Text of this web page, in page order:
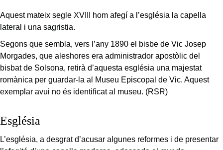
Aquest mateix segle XVIII hom afegí a l’església la capella
lateral i una sagristia.
Segons que sembla, vers l’any 1890 el bisbe de Vic Josep
Morgades, que aleshores era administrador apostòlic del
bisbat de Solsona, retirà d’aquesta església una majestat
romànica per guardar-la al Museu Episcopal de Vic. Aquest
exemplar avui no és identificat al museu. (RSR)
Església
L’església, a desgrat d’acusar algunes reformes i de presentar